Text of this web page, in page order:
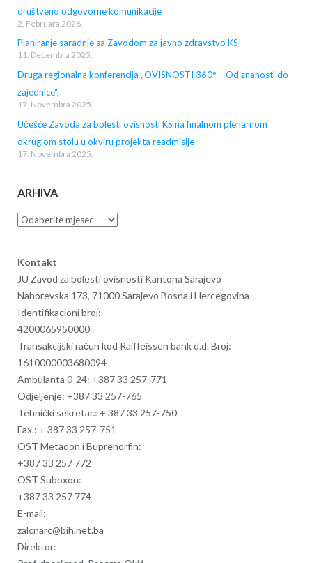
društveno odgovorne komunikacije
2. Februara 2026.
Planiranje saradnje sa Zavodom za javno zdravstvo KS
11. Decembra 2025.
Druga regionalna konferencija „OVISNOSTI 360° – Od znanosti do
zajednice“,
17. Novembra 2025.
Učešće Zavoda za bolesti ovisnosti KS na finalnom plenarnom
okruglom stolu u okviru projekta readmisije
17. Novembra 2025.
ARHIVA
Arhiva
Kontakt
JU Zavod za bolesti ovisnosti Kantona Sarajevo
Nahorevska 173, 71000 Sarajevo Bosna i Hercegovina
Identifikacioni broj:
4200065950000
Transakcijski račun kod Raiffeissen bank d.d. Broj:
1610000003680094
Ambulanta 0-24: +387 33 257-771
Odjeljenje: +387 33 257-765
Tehnički sekretar.: + 387 33 257-750
Fax.: + 387 33 257-751
OST Metadon i Buprenorfin:
+387 33 257 772
OST Suboxon:
+387 33 257 774
E-mail:
zalcnarc@bih.net.ba
Direktor: